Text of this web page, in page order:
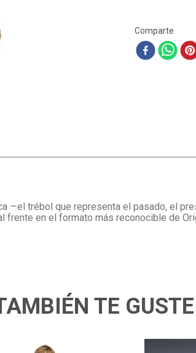
Comparte
—el trébol que representa el pasado, el
en el formato más reconocible de
TE GUSTE